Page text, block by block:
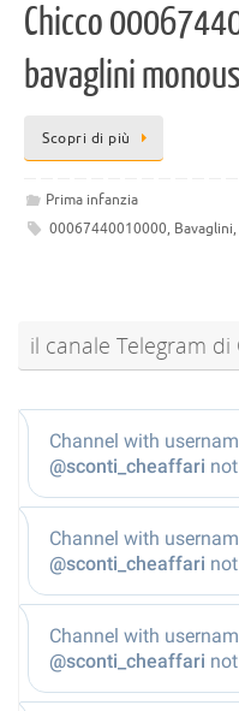
Chicco
bavaglini
Scopri di più
Prima infanzia
00067440010000, Bavaglini,
il canale Telegram di